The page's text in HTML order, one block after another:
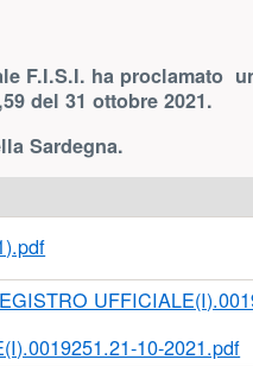
F.I.S.I. ha proclamato
del 31 ottobre 2021.
Sardegna.
10-2021.pdf